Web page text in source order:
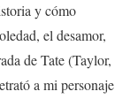
y cómo
el desamor,
de Tate (Taylor,
a mi personaje